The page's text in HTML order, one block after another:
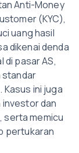
Anti-Money
(KYC),
uang hasil
dikenai denda
pasar AS,
standar
ini juga
dan
serta memicu
pertukaran